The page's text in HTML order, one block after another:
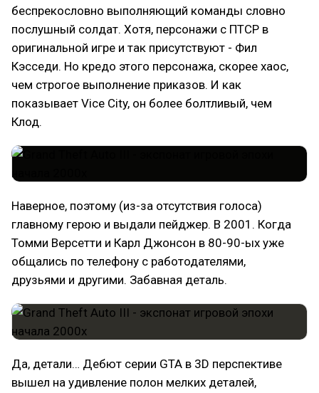
беспрекословно выполняющий команды словно
послушный солдат. Хотя, персонажи с ПТСР в
оригинальной игре и так присутствуют - Фил
Кэсседи. Но кредо этого персонажа, скорее хаос,
чем строгое выполнение приказов. И как
показывает Vice City, он более болтливый, чем
Клод.
Наверное, поэтому (из-за отсутствия голоса)
главному герою и выдали пейджер. В 2001. Когда
Томми Версетти и Карл Джонсон в 80-90-ых уже
общались по телефону с работодателями,
друзьями и другими. Забавная деталь.
Да, детали… Дебют серии GTA в 3D перспективе
вышел на удивление полон мелких деталей,